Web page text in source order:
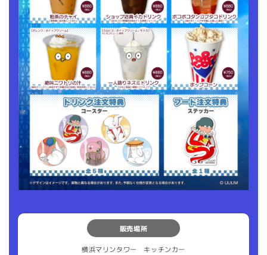
販売場所
横浜マリンタワー キッチンカー